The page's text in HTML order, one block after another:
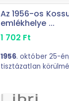
Az 1956-os
emlékhelye ...
1 702 Ft
1956. október 25-
tisztázatlan